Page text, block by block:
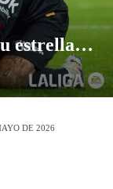
estrella…
DE 2026